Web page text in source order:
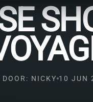
DOOR: NICKY 10 JUN